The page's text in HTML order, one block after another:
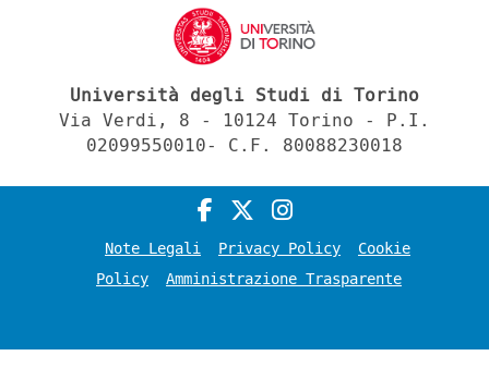
Università degli Studi di Torino
Via Verdi, 8 - 10124 Torino - P.I.
02099550010- C.F. 80088230018
Note Legali Privacy Policy
Cookie
Policy
Amministrazione Trasparente